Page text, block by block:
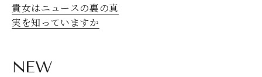
貴女はニュースの裏の真
実を知っていますか
NEW